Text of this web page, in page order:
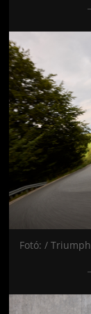
Fotó: / Triumph